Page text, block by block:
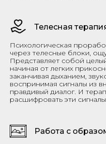
Телесная
Психологическая
через телесные блоки,
Представляет собой
начиная от легких
заканчивая дыханием,
воспринимая сигналы из
правдивый диалог. И
расшифровать эти
Работа с